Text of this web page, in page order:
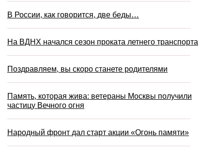
В России, как говорится, две беды…
На ВДНХ начался сезон проката летнего транспорта
Поздравляем, вы скоро станете родителями
Память, которая жива: ветераны Москвы получили
частицу Вечного огня
Народный фронт дал старт акции «Огонь памяти»